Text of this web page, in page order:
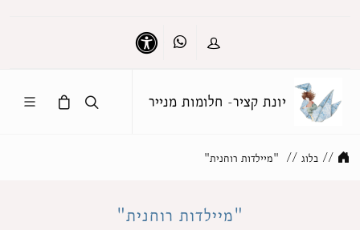
כניסה Whatsapp
יונת קציר- חלומות מנייר
// בלוג // "מיילדות רוחנית"
"מיילדות רוחנית"